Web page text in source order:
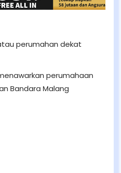
perumahan dekat
perumahaan
Bandara Malang